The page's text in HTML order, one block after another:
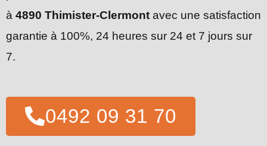
à 4890 Thimister-Clermont avec une satisfaction
garantie à 100%, 24 heures sur 24 et 7 jours sur
7.
0492 09 31 70